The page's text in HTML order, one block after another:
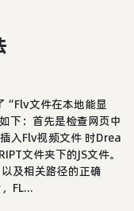
“Flv文件在本地能显
下：首先是检查网页中
入Flv视频文件 时Drea
文件夹下的JS文件。
及相关路径的正确
FL...